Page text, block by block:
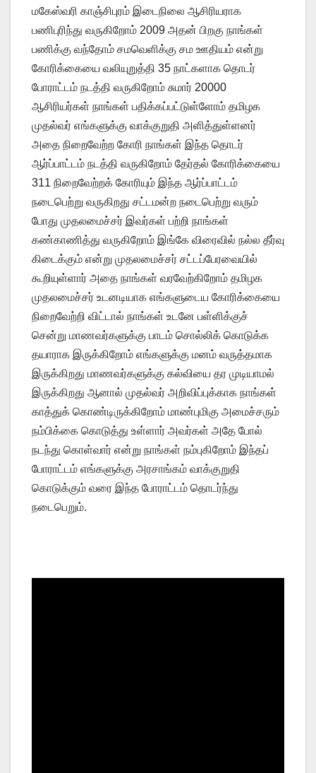
மகேஸ்வரி காஞ்சிபுரம் இடைநிலை ஆசிரியராக
பணிபுரிந்து வருகிறோம் 2009 அதன் பிறகு நாங்கள்
பணிக்கு வந்தோம் சமவெளிக்கு சம ஊதியம் என்று
கோரிக்கையை வலியுறுத்தி 35 நாட்களாக தொடர்
போராட்டம் நடத்தி வருகிறோம் சுமார் 20000
ஆசிரியர்கள் நாங்கள் பதிக்கப்பட்டுள்ளோம் தமிழக
முதல்வர் எங்களுக்கு வாக்குறுதி அளித்துள்ளனர்
அதை நிறைவேற்ற கோரி நாங்கள் இந்த தொடர்
ஆர்ப்பாட்டம் நடத்தி வருகிறோம் தேர்தல் கோரிக்கையை
311 நிறைவேற்றக் கோரியும் இந்த ஆர்ப்பாட்டம்
நடைபெற்று வருகிறது சட்டமன்ற நடைபெற்று வரும்
போது முதலமைச்சர் இவர்கள் பற்றி நாங்கள்
கண்காணித்து வருகிறோம் இங்கே விரைவில் நல்ல தீர்வு
கிடைக்கும் என்று முதலமைச்சர் சட்டப்பேரவையில்
கூறியுள்ளார் அதை நாங்கள் வரவேற்கிறோம் தமிழக
முதலமைச்சர் உடனடியாக எங்களுடைய கோரிக்கையை
நிறைவேற்றி விட்டால் நாங்கள் உடனே பள்ளிக்குச்
சென்று மாணவர்களுக்கு பாடம் சொல்லிக் கொடுக்க
தயாராக இருக்கிறோம் எங்களுக்கு மனம் வருத்தமாக
இருக்கிறது மாணவர்களுக்கு கல்வியை தர முடியாமல்
இருக்கிறது ஆனால் முதல்வர் அறிவிப்புக்காக நாங்கள்
காத்துக் கொண்டிருக்கிறோம் மாண்புமிகு அமைச்சரும்
நம்பிக்கை கொடுத்து உள்ளார் அவர்கள் அதே போல்
நடந்து கொள்வார் என்று நாங்கள் நம்புகிறோம் இந்தப்
போராட்டம் எங்களுக்கு அரசாங்கம் வாக்குறுதி
கொடுக்கும் வரை இந்த போராட்டம் தொடர்ந்து
நடைபெறும்.